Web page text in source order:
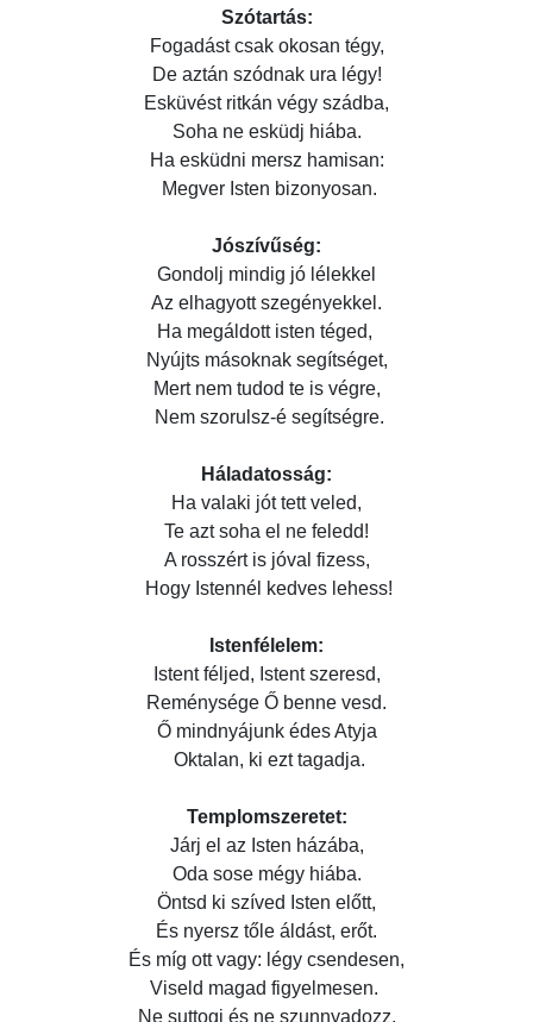
Szótartás:
Fogadást csak okosan tégy,
De aztán szódnak ura légy!
Esküvést ritkán végy szádba,
Soha ne esküdj hiába.
Ha esküdni mersz hamisan:
Megver Isten bizonyosan.
Jószívűség:
Gondolj mindig jó lélekkel
Az elhagyott szegényekkel.
Ha megáldott isten téged,
Nyújts másoknak segítséget,
Mert nem tudod te is végre,
Nem szorulsz-é segítségre.
Háladatosság:
Ha valaki jót tett veled,
Te azt soha el ne feledd!
A rosszért is jóval fizess,
Hogy Istennél kedves lehess!
Istenfélelem:
Istent féljed, Istent szeresd,
Reménysége Ő benne vesd.
Ő mindnyájunk édes Atyja
Oktalan, ki ezt tagadja.
Templomszeretet:
Járj el az Isten házába,
Oda sose mégy hiába.
Öntsd ki szíved Isten előtt,
És nyersz tőle áldást, erőt.
És míg ott vagy: légy csendesen,
Viseld magad figyelmesen.
Ne suttogj és ne szunnyadozz,